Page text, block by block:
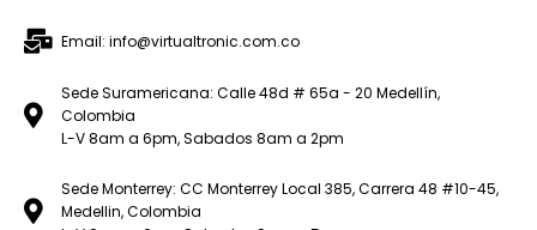
Email: info@virtualtronic.com.co
Sede Suramericana: Calle 48d # 65a - 20 Medellín,
Colombia
L-V 8am a 6pm, Sabados 8am a 2pm
Sede Monterrey: CC Monterrey Local 385, Carrera 48 #10-45,
Medellin, Colombia